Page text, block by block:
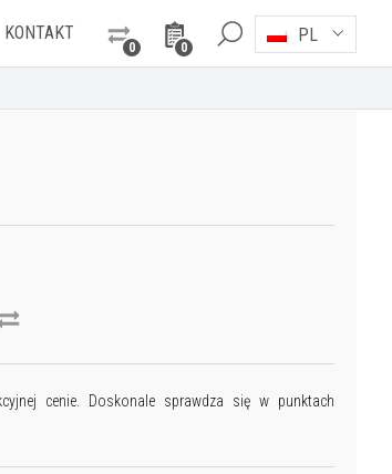
0
0
PL
KONTAKT
cenie. Doskonale sprawdza się w punktach